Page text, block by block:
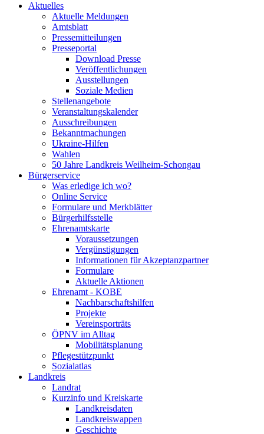
Aktuelles
Aktuelle Meldungen
Amtsblatt
Pressemitteilungen
Presseportal
Download Presse
Veröffentlichungen
Ausstellungen
Soziale Medien
Stellenangebote
Veranstaltungskalender
Ausschreibungen
Bekanntmachungen
Ukraine-Hilfen
Wahlen
50 Jahre Landkreis Weilheim-Schongau
Bürgerservice
Was erledige ich wo?
Online Service
Formulare und Merkblätter
Bürgerhilfsstelle
Ehrenamtskarte
Voraussetzungen
Vergünstigungen
Informationen für Akzeptanzpartner
Formulare
Aktuelle Aktionen
Ehrenamt - KOBE
Nachbarschaftshilfen
Projekte
Vereinsporträts
ÖPNV im Alltag
Mobilitätsplanung
Pflegestützpunkt
Sozialatlas
Landkreis
Landrat
Kurzinfo und Kreiskarte
Landkreisdaten
Landkreiswappen
Geschichte